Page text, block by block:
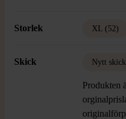
Storlek XL (52)
Skick Nytt skick
Produkten